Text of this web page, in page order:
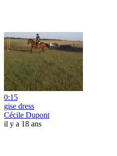
0:15
gise dress
Cécile Dupont
il y a 18 ans